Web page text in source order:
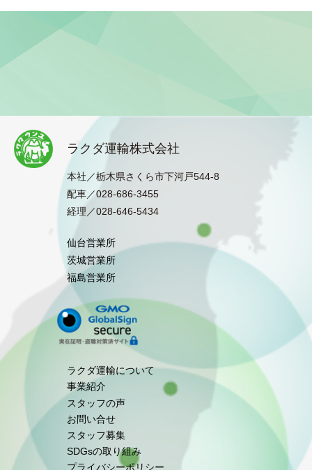
ラクダ運輸株式会社
本社／栃木県さくら市下河戸544-8
配車／028-686-3455
経理／028-646-5434
仙台営業所
茨城営業所
福島営業所
ラクダ運輸について
事業紹介
スタッフの声
お問い合せ
スタッフ募集
SDGsの取り組み
プライバシーポリシー